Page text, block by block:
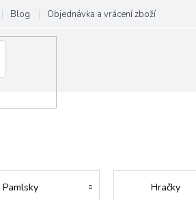
Blog Objednávka a vrácení zboží
Pamlsky Hračky